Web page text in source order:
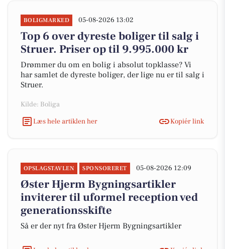
BOLIGMARKED 05-08-2026 13:02
Top 6 over dyreste boliger til salg i
Struer. Priser op til 9.995.000 kr
Drømmer du om en bolig i absolut topklasse? Vi
har samlet de dyreste boliger, der lige nu er til salg i
Struer.
Kilde: Boliga
Læs hele artiklen her
Kopiér link
OPSLAGSTAVLEN SPONSORERET 05-08-2026 12:09
Øster Hjerm Bygningsartikler
inviterer til uformel reception ved
generationsskifte
Så er der nyt fra Øster Hjerm Bygningsartikler